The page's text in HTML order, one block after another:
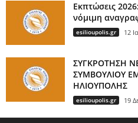
Εκπτώσεις
νόμιμη
esilioupolis.gr 12
ΣΥΓΚΡΟΤΗΣΗ
ΣΥΜΒΟΥΛΙΟΥ
ΗΛΙΟΥΠΟΛΗΣ
esilioupolis.gr 19